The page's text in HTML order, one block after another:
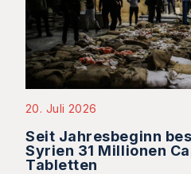
20. Juli 2026
Seit Jahresbeginn
Syrien 31 Millionen
Tabletten